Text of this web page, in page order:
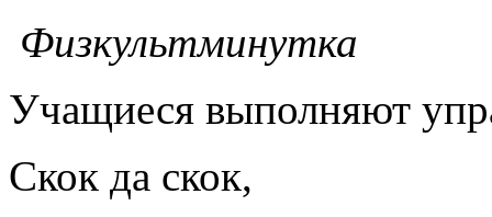
Физкультминутка
Учащиеся выполняют
Скок да скок,